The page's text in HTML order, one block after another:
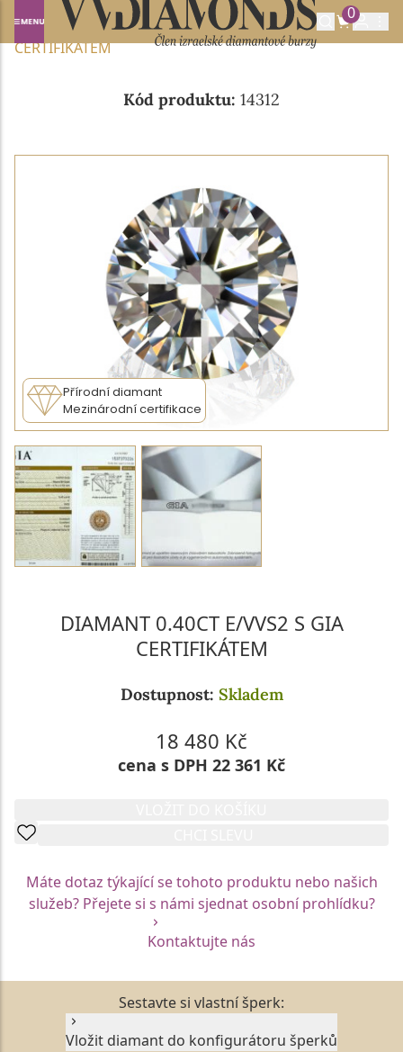
0
Domů NABÍDKA DIAMANTŮ
0.40CT E/VVS2 S GIA
CERTIFIKÁTEM
Kód produktu: 14312
Přírodní diamant
Mezinárodní certifikace
DIAMANT 0.40CT E/VVS2 S GIA
CERTIFIKÁTEM
Dostupnost: Skladem
18 480 Kč
cena s DPH 22 361 Kč
Máte dotaz týkající se tohoto produktu nebo našich
služeb? Přejete si s námi sjednat osobní prohlídku?
Kontaktujte nás
Sestavte si vlastní šperk:
Vložit diamant do konfigurátoru šperků